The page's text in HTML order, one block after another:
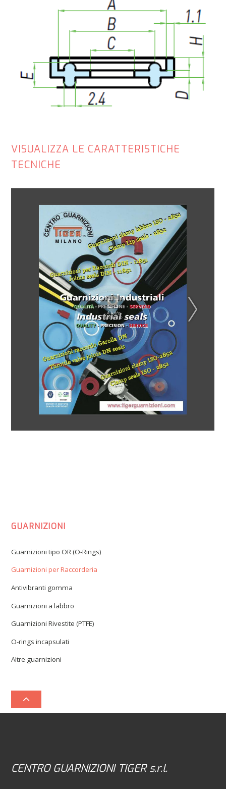
VISUALIZZA LE CARATTERISTICHE
TECNICHE
GUARNIZIONI
Guarnizioni tipo OR (O-Rings)
Guarnizioni per Raccorderia
Antivibranti gomma
Guarnizioni a labbro
Guarnizioni Rivestite (PTFE)
O-rings incapsulati
Altre guarnizioni
CENTRO GUARNIZIONI TIGER s.r.l.